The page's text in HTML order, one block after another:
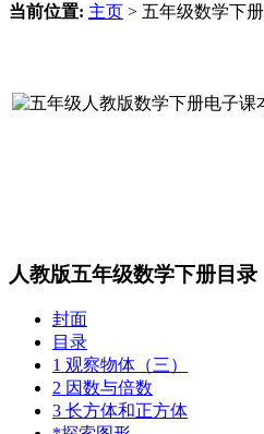
当前位置: 主页 > 五年级数学下
人教版五年级数学下册目录
封面
目录
1 观察物体（三）
2 因数与倍数
3 长方体和正方体